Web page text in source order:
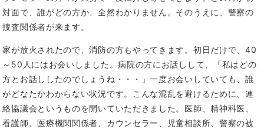
対面で、誰がどの方か、全然わかりません。そのうえに、警察の
捜査関係者が来ます。
家が放火されたので、消防の方もやってきます。初日だけで、40
～50人にはお会いしました。病院の方にお話しして、「私はどの
方とお話ししたのでしょうね・・・」一度お会いしていても、誰
がどなたかわからない状況です。こんな混乱を避けるために、連
絡協議会というものを開いていただきました。医師、精神科医、
看護師、医療機関関係者、カウンセラー、児童相談所、警察の被